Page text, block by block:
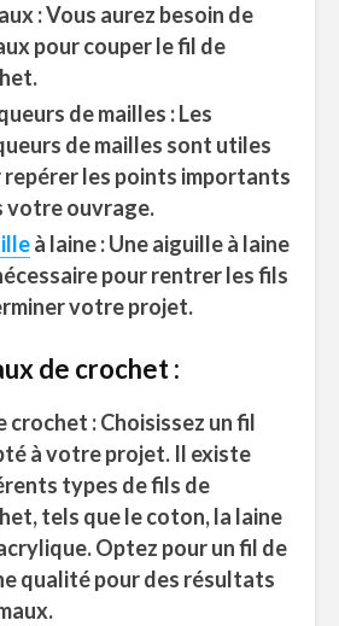
: Vous aurez besoin de
pour couper lefil de
.
de mailles : Les
de mailles sont utiles
repérer les points importants
votre ouvrage.
à laine : Une aiguille à laine
pour rentrer les fils
votre projet.
de crochet :
crochet : Choisissez un fil
à votre projet. Il existe
types de fils de
tels que le coton, la laine
Optez pour un fil de
qualité pour des résultats